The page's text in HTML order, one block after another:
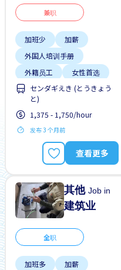
兼职
加班少
加薪
外国人培训手册
外籍员工
女性首选
学生签证首选
支付交通费
无经验要求
センダギえき (とうきょう
と)
1,375 - 1,750/hour
发布 3 个月前
查看更多
其他Job in
建筑业
全职
加班多
加薪